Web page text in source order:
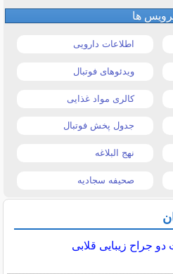
ها
اطلاعات دارویی
ویدئوهای فوتبال
کالری مواد غذایی
جدول پخش فوتبال
نهج البلاغه
صحیفه سجادیه
جراح زیبایی قلابی